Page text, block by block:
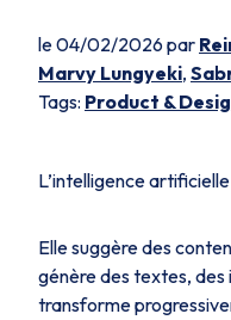
le 04/02/2026 par
Marvy Lungyeki,
Tags: Product &
L’intelligence
Elle suggère des
génère des textes, des
transforme